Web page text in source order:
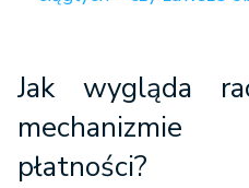
Jak wygląda
płatności?